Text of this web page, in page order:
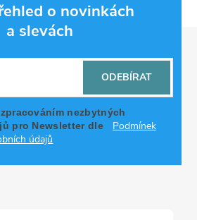
o novinkách
a slevách
nezbytných
pro Newsletter dle
Podmínek
údajů
ODEBÍRAT